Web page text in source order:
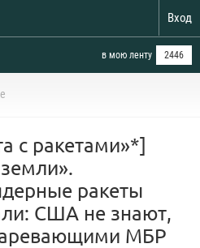
Вход
в мою ленту 2446
с ракетами»*]
ракеты
США не знают,
МБР